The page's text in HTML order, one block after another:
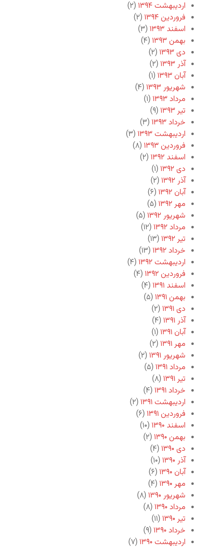
اردیبهشت ۱۳۹۴
(۲)
فروردین ۱۳۹۴
(۲)
اسفند ۱۳۹۳
(۳)
بهمن ۱۳۹۳
(۴)
دی ۱۳۹۳
(۲)
آذر ۱۳۹۳
(۲)
آبان ۱۳۹۳
(۱)
شهریور ۱۳۹۳
(۴)
مرداد ۱۳۹۳
(۱)
تیر ۱۳۹۳
(۹)
خرداد ۱۳۹۳
(۳)
اردیبهشت ۱۳۹۳
(۳)
فروردین ۱۳۹۳
(۸)
اسفند ۱۳۹۲
(۲)
دی ۱۳۹۲
(۱)
آذر ۱۳۹۲
(۲)
آبان ۱۳۹۲
(۶)
مهر ۱۳۹۲
(۵)
شهریور ۱۳۹۲
(۵)
مرداد ۱۳۹۲
(۱۲)
تیر ۱۳۹۲
(۱۳)
خرداد ۱۳۹۲
(۱۳)
اردیبهشت ۱۳۹۲
(۴)
فروردین ۱۳۹۲
(۴)
اسفند ۱۳۹۱
(۴)
بهمن ۱۳۹۱
(۵)
دی ۱۳۹۱
(۲)
آذر ۱۳۹۱
(۴)
آبان ۱۳۹۱
(۱)
مهر ۱۳۹۱
(۲)
شهریور ۱۳۹۱
(۲)
مرداد ۱۳۹۱
(۵)
تیر ۱۳۹۱
(۸)
خرداد ۱۳۹۱
(۴)
اردیبهشت ۱۳۹۱
(۲)
فروردین ۱۳۹۱
(۶)
اسفند ۱۳۹۰
(۱۰)
بهمن ۱۳۹۰
(۲)
دی ۱۳۹۰
(۴)
آذر ۱۳۹۰
(۱۰)
آبان ۱۳۹۰
(۶)
مهر ۱۳۹۰
(۴)
شهریور ۱۳۹۰
(۸)
مرداد ۱۳۹۰
(۸)
تیر ۱۳۹۰
(۱۱)
خرداد ۱۳۹۰
(۹)
اردیبهشت ۱۳۹۰
(۷)